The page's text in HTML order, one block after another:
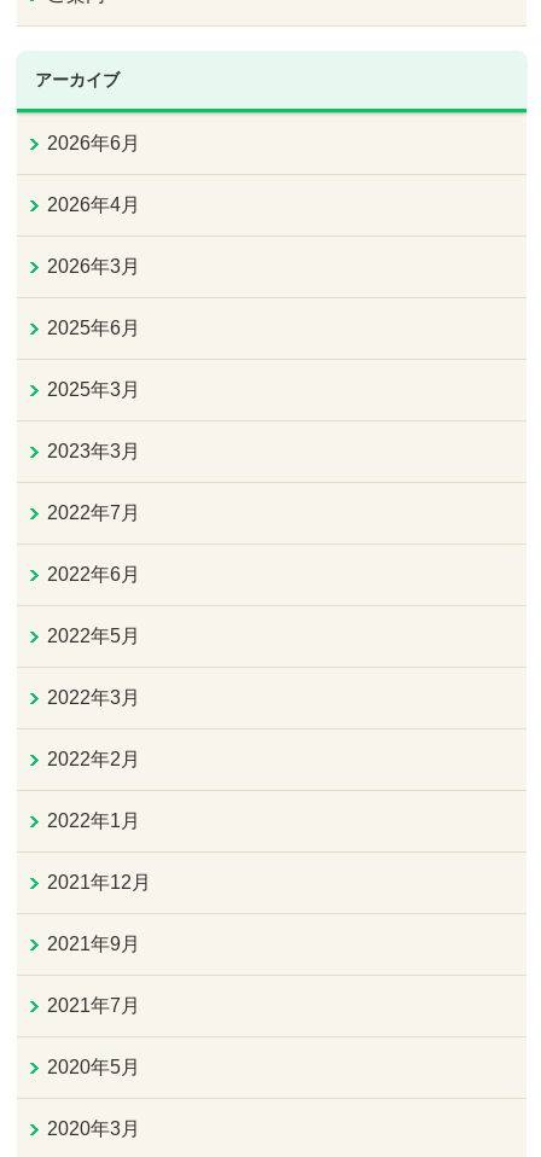
アーカイブ
2026年6月
2026年4月
2026年3月
2025年6月
2025年3月
2023年3月
2022年7月
2022年6月
2022年5月
2022年3月
2022年2月
2022年1月
2021年12月
2021年9月
2021年7月
2020年5月
2020年3月